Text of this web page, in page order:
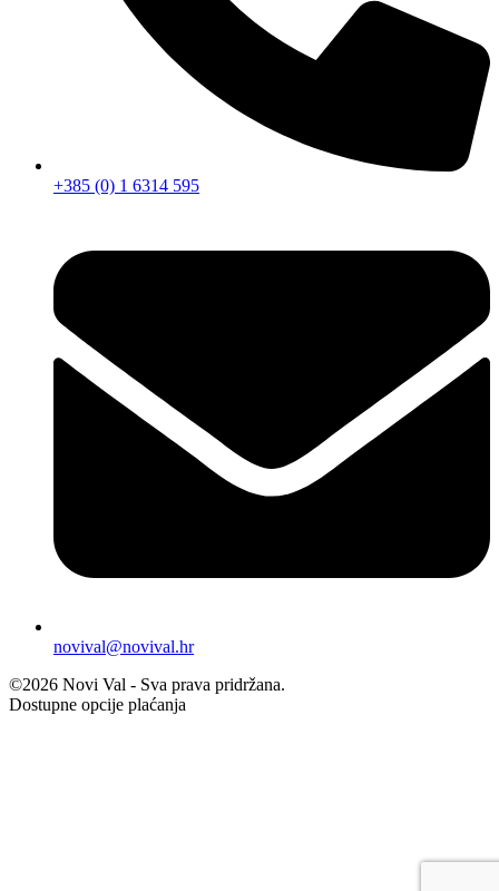
+385 (0) 1 6314 595
novival@novival.hr
©2026 Novi Val - Sva prava pridržana.
Dostupne opcije plaćanja